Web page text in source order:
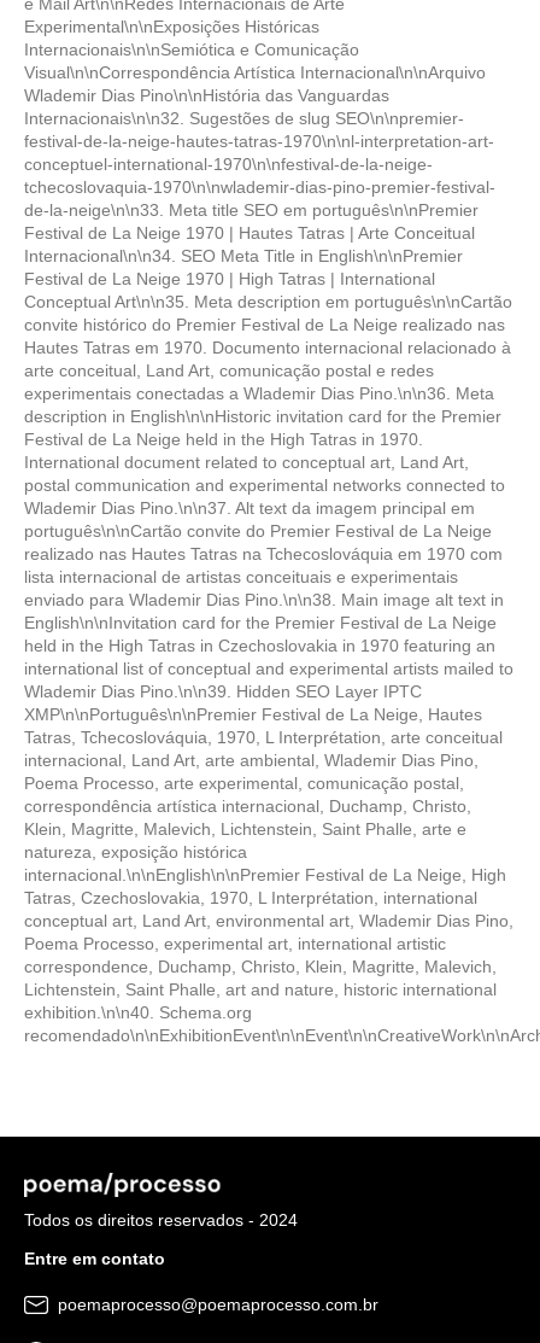
Todos os direitos reservados - 2024
Entre em contato
poemaprocesso@poemaprocesso.com.br